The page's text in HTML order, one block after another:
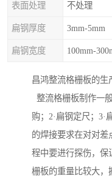
表面处理 不处理
扁钢厚度 3mm-5mm
扁钢宽度 100mm-
昌鸿整流格栅板的生
整流格栅板制作一
购；2·扁钢定尺；3·
的焊接要求在对对差
程中要进行探伤，保
栅板的重量比较大，